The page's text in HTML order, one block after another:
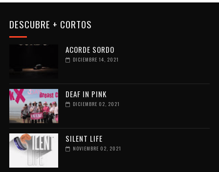
DESCUBRE + CORTOS
ACORDE SORDO
DICIEMBRE 14, 2021
DEAF IN PINK
DICIEMBRE 02, 2021
SILENT LIFE
NOVIEMBRE 02, 2021